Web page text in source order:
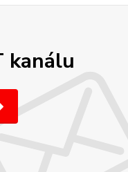
kanálu